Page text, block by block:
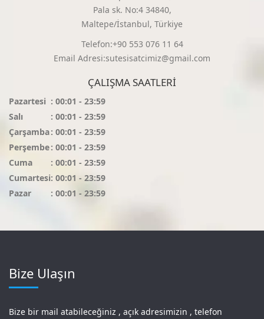
Pala sk. No:4 34840,
Maltepe/İstanbul, Türkiye
Telefon:+90 553 076 11 64
Email Adresi:sutesisatcimiz@gmail.com
ÇALIŞMA SAATLERI
Pazartesi : 00:01 - 23:59
Salı
: 00:01 - 23:59
Çarşamba: 00:01 - 23:59
Perşembe: 00:01 - 23:59
Cuma
: 00:01 - 23:59
Cumartesi: 00:01 - 23:59
Pazar
: 00:01 - 23:59
Bize Ulaşın
Bize bir mail atabileceğiniz , açık adresimizin , telefon